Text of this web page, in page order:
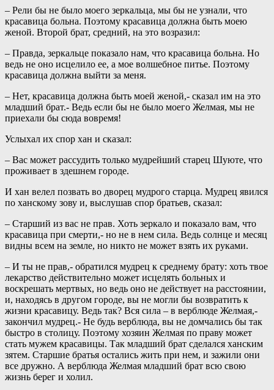
– Рели бы не было моего зеркальца, мы бы не узнали, что
красавица больна. Поэтому красавица должна быть моею
женой. Второй брат, средний, на это возразил:
– Правда, зеркальце показало нам, что красавица больна. Но
ведь не оно исцелило ее, а мое волшебное питье. Поэтому
красавица должна выйти за меня.
– Нет, красавица должна быть моей женой,- сказал им на это
младший брат.- Ведь если бы не было моего Желмая, мы не
приехали бы сюда вовремя!
Услыхал их спор хан и сказал:
– Вас может рассудить только мудрейший старец Шуюте, что
проживает в здешнем городе.
И хан велел позвать во дворец мудрого старца. Мудрец явился
по ханскому зову и, выслушав спор братьев, сказал:
– Старший из вас не прав. Хоть зеркало и показало вам, что
красавица при смерти,- но не в нем сила. Ведь солнце и месяц
видны всем на земле, но никто не может взять их руками.
– И ты не прав,- обратился мудрец к среднему брату: хоть твое
лекарство действительно может исцелять больных и
воскрешать мертвых, но ведь оно не действует на расстоянии,
и, находясь в другом городе, вы не могли бы возвратить к
жизни красавицу. Ведь так? Вся сила – в верблюде Желмая,-
закончил мудрец.- Не будь верблюда, вы не домчались бы так
быстро в столицу. Поэтому хозяин Желмая по праву может
стать мужем красавицы. Так младший брат сделался ханским
зятем. Старшие братья остались жить при нем, и зажили они
все дружно. А верблюда Желмая младший брат всю свою
жизнь берег и холил.